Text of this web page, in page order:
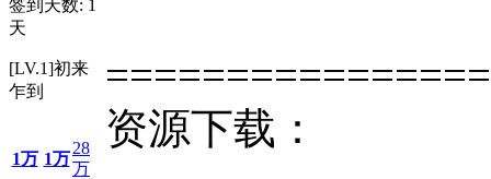
签到天数: 1
天
[LV.1]初来
乍到
1万 1万
28
万
资源下载：